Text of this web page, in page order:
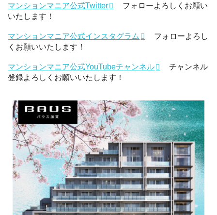
マンションマニア公式Twitter
フォローよろしくお願い
いたします！
マンションマニア公式インスタグラム
フォローよろし
くお願いいたします！
マンションマニア公式YouTubeチャンネル
チャンネル
登録よろしくお願いいたします！